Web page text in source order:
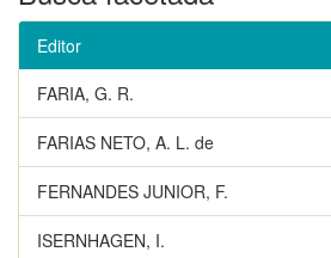
Editor
FARIA, G. R.
FARIAS NETO, A. L. de
FERNANDES JUNIOR, F.
ISERNHAGEN, I.